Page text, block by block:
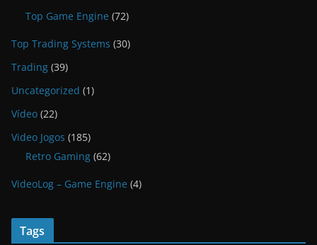
Top Game Engine (72)
Top Trading Systems (30)
Trading (39)
Uncategorized (1)
Vídeo (22)
Video Jogos (185)
Retro Gaming (62)
VideoLog – Game Engine (4)
Tags